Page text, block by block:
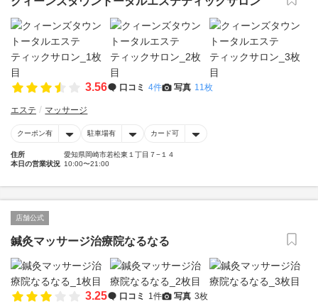
3.56 口コミ 4件 写真 11枚
エステ マッサージ
クーポン有 駐車場有 カード可
住所
愛知県岡崎市若松東１丁目７−１４
本日の営業状況 10:00〜21:00
店舗公式
鍼灸マッサージ治療院なるなる
3.25 口コミ 1件 写真 3枚